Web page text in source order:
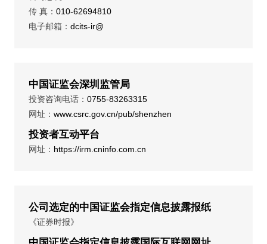
传 真： 010-62694810
电子邮箱： dcits-ir@
中国证监会深圳监管局
投资咨询电话： 0755-83263315
网址： www.csrc.gov.cn/pub/shenzhen
投资者互动平台
网址： https://irm.cninfo.com.cn
公司选定的中国证监会指定信息披露报纸
《证券时报》